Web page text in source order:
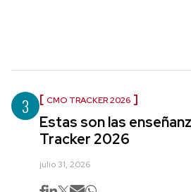
3 CMO TRACKER 2026
Estas son las
Tracker 2026
julio 31, 2026